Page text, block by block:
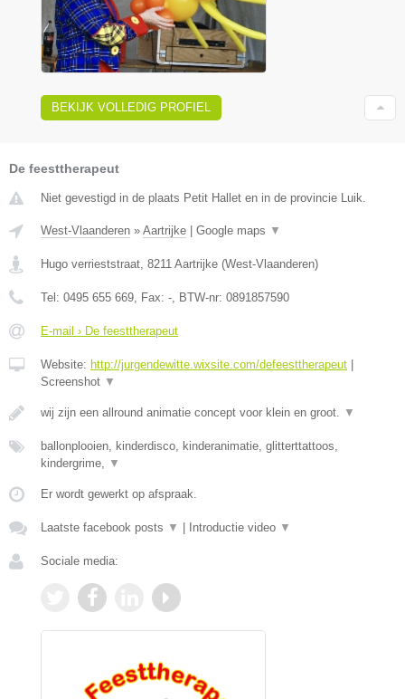
BEKIJK VOLLEDIG PROFIEL
De feesttherapeut
Niet gevestigd in de plaats Petit Hallet en in de provincie Luik.
West-Vlaanderen » Aartrijke | Google maps ▼
Hugo verrieststraat 8211 Aartrijke (West-Vlaanderen)
Tel: 0495 655 669 , Fax: - , BTW-nr: 0891857590
E-mail › De feesttherapeut
Website: http://jurgendewitte.wixsite.com/defeesttherapeut |
Screenshot ▼
wij zijn een allround animatie concept voor klein en groot. ▼
ballonplooien, kinderdisco, kinderanimatie, glitterttattoos,
kindergrime,
▼
Er wordt gewerkt op afspraak.
Laatste facebook posts ▼ | Introductie video ▼
Sociale media: